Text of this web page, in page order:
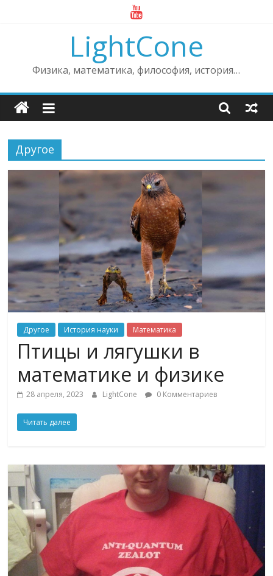
LightCone
Физика, математика, философия, история…
Другое
Другое История науки Математика
Птицы и лягушки в
математике и физике
28 апреля, 2023 LightCone 0 Комментариев
Читать далее